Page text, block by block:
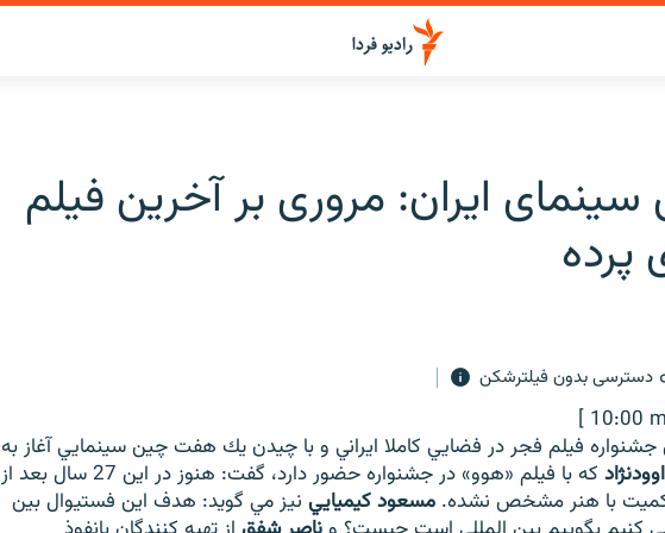
سینمای ایران: مروری بر آخرین فیلم
پرده
دسترسی بدون فیلترشکن
[ 10:00
فيلم فجر در فضايي كاملا ايراني و با چيدن يك هفت چين سينمايي آغاز به
كه با فيلم «هوو» در جشنواره حضور دارد، گفت: هنوز در اين 27 سال بعد از
با هنر مشخص نشده.مسعود كيميايي نيز مي گويد: هدف اين فستيوال بين